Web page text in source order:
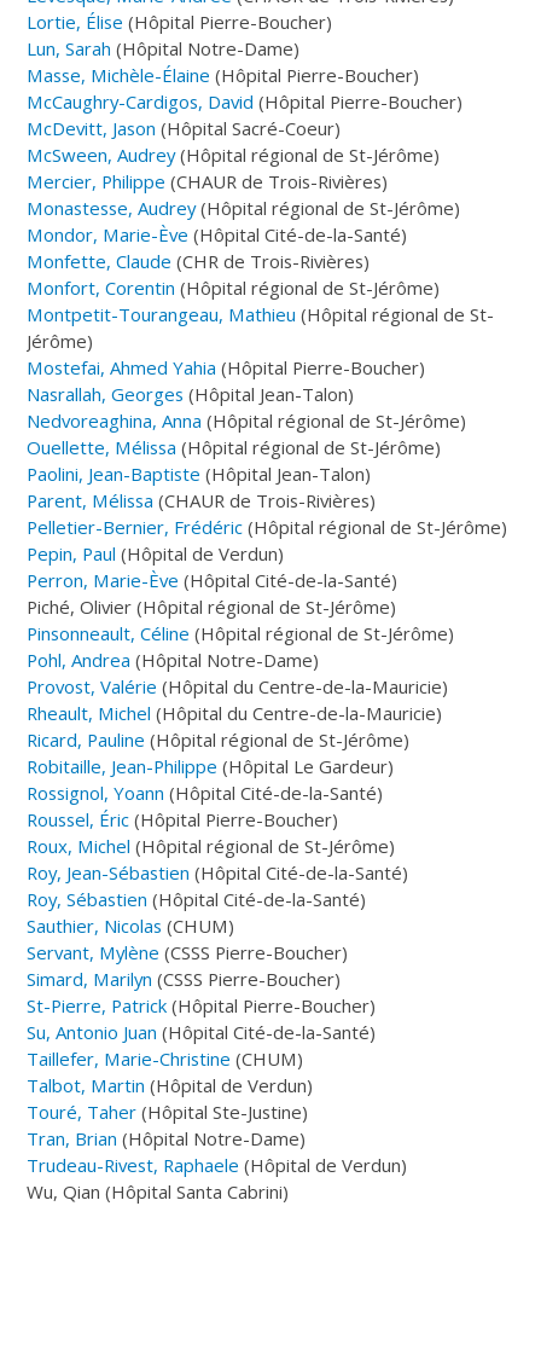
Lortie, Élise (Hôpital Pierre-Boucher)
Lun, Sarah (Hôpital Notre-Dame)
Masse, Michèle-Élaine (Hôpital Pierre-Boucher)
McCaughry-Cardigos, David (Hôpital Pierre-Boucher)
McDevitt, Jason (Hôpital Sacré-Coeur)
McSween, Audrey(Hôpital régional de St-Jérôme)
Mercier, Philippe (CHAUR de Trois-Rivières)
Monastesse, Audrey(Hôpital régional de St-Jérôme)
Mondor, Marie-Ève (Hôpital Cité-de-la-Santé)
Monfette, Claude (CHR de Trois-Rivières)
Monfort, Corentin (Hôpital régional de St-Jérôme)
Montpetit-Tourangeau, Mathieu (Hôpital régional de St-
Jérôme)
Mostefai, Ahmed Yahia (Hôpital Pierre-Boucher)
Nasrallah, Georges (Hôpital Jean-Talon)
Nedvoreaghina, Anna (Hôpital régional de St-Jérôme)
Ouellette, Mélissa (Hôpital régional de St-Jérôme)
Paolini, Jean-Baptiste (Hôpital Jean-Talon)
Parent, Mélissa (CHAUR de Trois-Rivières)
Pelletier-Bernier, Frédéric (Hôpital régional de St-Jérôme)
Pepin, Paul (Hôpital de Verdun)
Perron, Marie-Ève (Hôpital Cité-de-la-Santé)
Piché, Olivier (Hôpital régional de St-Jérôme)
Pinsonneault, Céline (Hôpital régional de St-Jérôme)
Pohl, Andrea (Hôpital Notre-Dame)
Provost, Valérie (Hôpital du Centre-de-la-Mauricie)
Rheault, Michel (Hôpital du Centre-de-la-Mauricie)
Ricard, Pauline (Hôpital régional de St-Jérôme)
Robitaille, Jean-Philippe (Hôpital Le Gardeur)
Rossignol, Yoann (Hôpital Cité-de-la-Santé)
Roussel, Éric (Hôpital Pierre-Boucher)
Roux, Michel (Hôpital régional de St-Jérôme)
Roy, Jean-Sébastien (Hôpital Cité-de-la-Santé)
Roy, Sébastien (Hôpital Cité-de-la-Santé)
Sauthier, Nicolas (CHUM)
Servant, Mylène (CSSS Pierre-Boucher)
Simard, Marilyn (CSSS Pierre-Boucher)
St-Pierre, Patrick (Hôpital Pierre-Boucher)
Su, Antonio Juan (Hôpital Cité-de-la-Santé)
Taillefer, Marie-Christine (CHUM)
Talbot, Martin (Hôpital de Verdun)
Touré, Taher (Hôpital Ste-Justine)
Tran, Brian (Hôpital Notre-Dame)
Trudeau-Rivest, Raphaele (Hôpital de Verdun)
Wu, Qian (Hôpital Santa Cabrini)